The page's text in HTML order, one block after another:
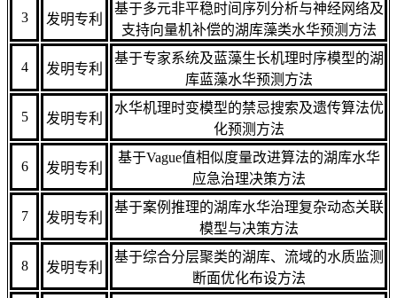
3 发明专利
基于多元非平稳时间序列分析与神经网络及
支持向量机补偿的湖库藻类水华预测方法
4 发明专利
基于专家系统及蓝藻生长机理时序模型的湖
库蓝藻水华预测方法
5 发明专利
水华机理时变模型的禁忌搜索及遗传算法优
化预测方法
6 发明专利
基于Vague值相似度量改进算法的湖库水华
应急治理决策方法
7 发明专利
基于案例推理的湖库水华治理复杂动态关联
模型与决策方法
8 发明专利
基于综合分层聚类的湖库、流域的水质监测
断面优化布设方法